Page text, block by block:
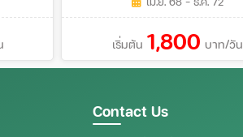
เริ่มต้น 1,800 บาท/วัน
Contact Us